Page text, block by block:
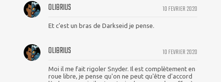
10 FEVRIER 2020
OLIBRIUS
Et c'est un bras de Darkseid je pense.
10 FEVRIER 2020
OLIBRIUS
Moi il me fait rigoler Snyder. Il est complètement en
roue libre, je pense qu'on ne peut qu'être d'accord